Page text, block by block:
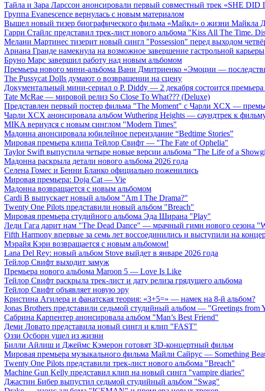
Тайла и Зара Ларссон анонсировали первый совместный трек «SHE
Группа Evanescence вернулась с новым материалом
Вышел новый тизер биографического фильма «Майкл» о жизни Майкла
Гарри Стайлс представил трек-лист нового альбома "Kiss All The Time.
Мелани Мартинес тизерит новый сингл "Possession" перед выходом
Ариана Гранде намекнула на возможное завершение гастрольной карьеры
Бруно Марс завершил работу над новым альбомом
Премьера нового мини-альбома Вани Дмитриенко «Эмоции —
The Pussycat Dolls думают о возвращении на сцену
Документальный мини-сериал о P. Diddy — 2 декабря состоится премьера
Tate McRae — мировой релиз So Close To What??? (Deluxe)
Представлен первый постер фильма "The Moment" с Чарли XCX —
Чарли XCX анонсировала альбом Wuthering Heights — саундтрек к
MIKA вернулся с новым синглом "Modern Times"
Мадонна анонсировала юбилейное переиздание “Bedtime Stories”
Мировая премьера клипа Тейлор Свифт — "The Fate of Ophelia"
Taylor Swift выпустила четыре новые версии альбома "The Life of a
Мадонна раскрыла детали нового альбома 2026 года
Селена Гомес и Бенни Бланко официально поженились
Мировая премьера: Doja Cat — Vie
Мадонна возвращается с новым альбомом
Cardi B выпускает новый альбом "Am I The Drama?"
Twenty One Pilots представили новый альбом "Breach"
Мировая премьера студийного альбома Эда Ширана "Play"
Леди Гага дарит нам "The Dead Dance" — мрачный гимн нового сезона
Fifth Harmony впервые за семь лет воссоединились и выступили на
Мэрайя Кэри возвращается с новым альбомом!
Lana Del Rey: новый альбом Stove выйдет в январе 2026 года
Тейлор Свифт выходит замуж
Премьера нового альбома Maroon 5 — Love Is Like
Тейлор Свифт раскрыла трек-лист и дату релиза грядущего альбома
Тейлор Свифт объявляет новую эру
Кристина Агилера и фанатская теория: «3+5=» — намек на 8-й альбом?
Jonas Brothers представили седьмой студийный альбом — "Greetings from
Сабрина Карпентер анонсировала альбом "Man’s Best Friend"
Деми Ловато представила новый сингл и клип "FAST"
Оззи Осборн ушел из жизни
Билли Айлиш и Джеймс Кэмерон готовят 3D-концертный фильм
Мировая премьера музыкального фильма Майли Сайрус — Something
Twenty One Pilots представили трек-лист нового альбома "Breach"
Machine Gun Kelly представил клип на новый сингл "vampire diaries"
Джастин Бибер выпустил седьмой студийный альбом "Swag"